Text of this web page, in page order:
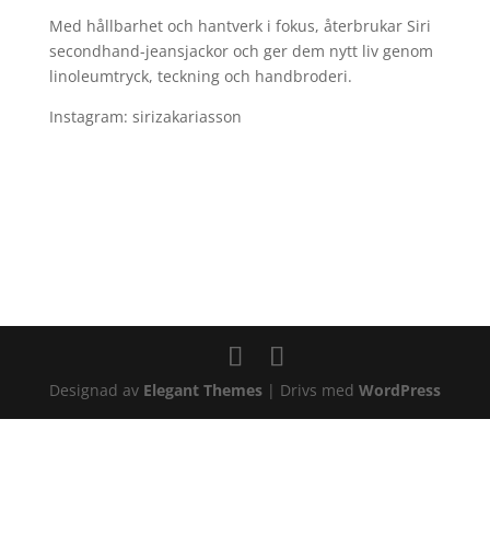
Med hållbarhet och hantverk i fokus, återbrukar Siri
secondhand-jeansjackor och ger dem nytt liv genom
linoleumtryck, teckning och handbroderi.
Instagram: sirizakariasson
Designad av Elegant Themes| Drivs med WordPress